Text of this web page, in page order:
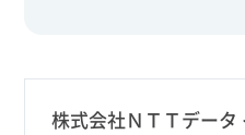
株式会社ＮＴＴデータ